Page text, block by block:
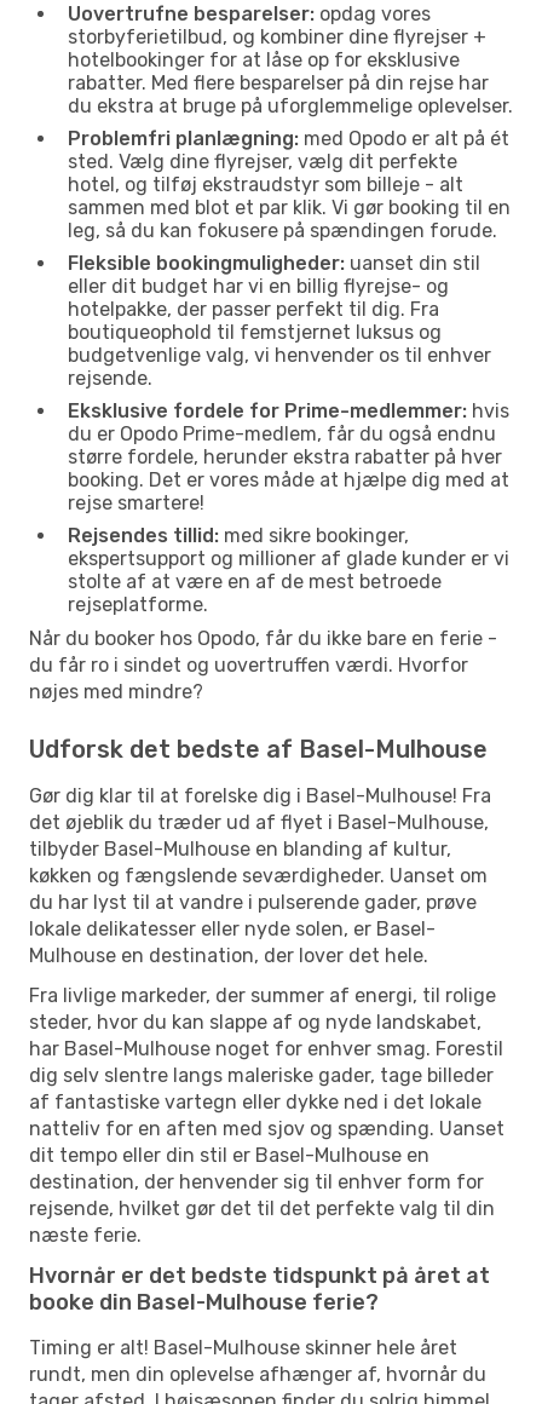
Uovertrufne besparelser: opdag vores
storbyferietilbud, og kombiner dine flyrejser +
hotelbookinger for at låse op for eksklusive
rabatter. Med flere besparelser på din rejse har
du ekstra at bruge på uforglemmelige oplevelser.
Problemfri planlægning: med Opodo er alt på ét
sted. Vælg dine flyrejser, vælg dit perfekte
hotel, og tilføj ekstraudstyr som billeje - alt
sammen med blot et par klik. Vi gør booking til en
leg, så du kan fokusere på spændingen forude.
Fleksible bookingmuligheder: uanset din stil
eller dit budget har vi en billig flyrejse- og
hotelpakke, der passer perfekt til dig. Fra
boutiqueophold til femstjernet luksus og
budgetvenlige valg, vi henvender os til enhver
rejsende.
Eksklusive fordele for Prime-medlemmer: hvis
du er Opodo Prime-medlem, får du også endnu
større fordele, herunder ekstra rabatter på hver
booking. Det er vores måde at hjælpe dig med at
rejse smartere!
Rejsendes tillid: med sikre bookinger,
ekspertsupport og millioner af glade kunder er vi
stolte af at være en af de mest betroede
rejseplatforme.
Når du booker hos Opodo, får du ikke bare en ferie -
du får ro i sindet og uovertruffen værdi. Hvorfor
nøjes med mindre?
Udforsk det bedste af Basel-Mulhouse
Gør dig klar til at forelske dig i Basel-Mulhouse! Fra
det øjeblik du træder ud af flyet i Basel-Mulhouse,
tilbyder Basel-Mulhouse en blanding af kultur,
køkken og fængslende seværdigheder. Uanset om
du har lyst til at vandre i pulserende gader, prøve
lokale delikatesser eller nyde solen, er Basel-
Mulhouse en destination, der lover det hele.
Fra livlige markeder, der summer af energi, til rolige
steder, hvor du kan slappe af og nyde landskabet,
har Basel-Mulhouse noget for enhver smag. Forestil
dig selv slentre langs maleriske gader, tage billeder
af fantastiske vartegn eller dykke ned i det lokale
natteliv for en aften med sjov og spænding. Uanset
dit tempo eller din stil er Basel-Mulhouse en
destination, der henvender sig til enhver form for
rejsende, hvilket gør det til det perfekte valg til din
næste ferie.
Hvornår er det bedste tidspunkt på året at
booke din Basel-Mulhouse ferie?
Timing er alt! Basel-Mulhouse skinner hele året
rundt, men din oplevelse afhænger af, hvornår du